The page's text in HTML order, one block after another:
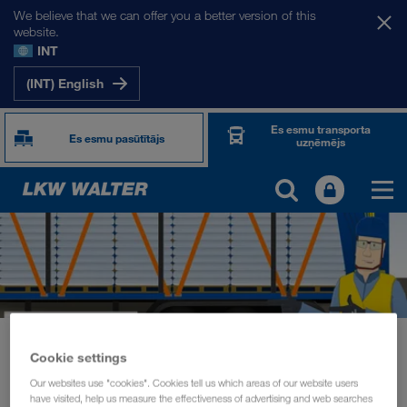
We believe that we can offer you a better version of this
website.
INT
(INT) English
Es esmu pasūtītājs
Es esmu transporta
uzņēmējs
INFORMĀCIJA jūnijs 2020
Cookie settings
Our websites use "cookies". Cookies tell us which areas of our website users
have visited, help us measure the effectiveness of advertising and web searches